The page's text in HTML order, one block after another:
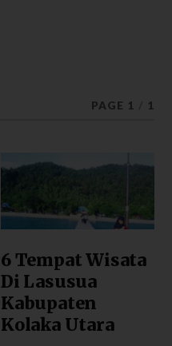
PAGE 1 1
6 Tempat Wisata
Di Lasusua
Kabupaten
Kolaka Utara